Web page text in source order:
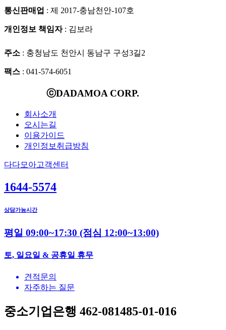
통신판매업 : 제 2017-충남천안-107호
개인정보 책임자: 김보라
주소 : 충청남도 천안시 동남구 구성3길2
팩스 : 041-574-6051
ⓒDADAMOA CORP.
회사소개
오시는길
이용가이드
개인정보취급방침
다다모아고객센터
1644-5574
상담가능시간
평일 09:00~17:30 (점심 12:00~13:00)
토, 일요일 & 공휴일 휴무
견적문의
자주하는 질문
중소기업은행 462-081485-01-016